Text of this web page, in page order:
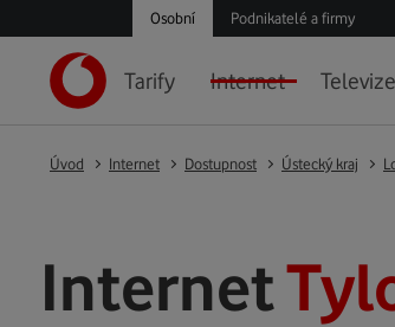
Osobní Podnikatelé a firmy
Tarify Internet Televize
Úvod Internet Dostupnost Ústecký kraj
Internet